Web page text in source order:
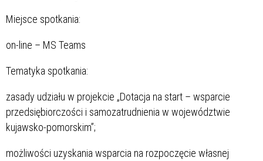
Miejsce spotkania:
on-line – MS Teams
Tematyka spotkania:
zasady udziału w projekcie „Dotacja na start – wsparcie
przedsiębiorczości i samozatrudnienia w województwie
kujawsko-pomorskim”;
możliwości uzyskania wsparcia na rozpoczęcie własnej